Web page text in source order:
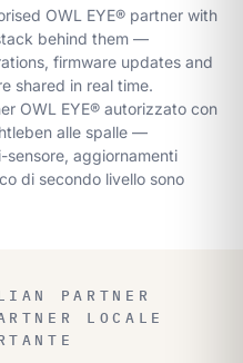
OWL EYE® partner with
behind them —
firmware updates and
shared in real time.
OWL EYE® autorizzato con
alle spalle —
aggiornamenti
di secondo livello sono
PARTNER
LOCALE